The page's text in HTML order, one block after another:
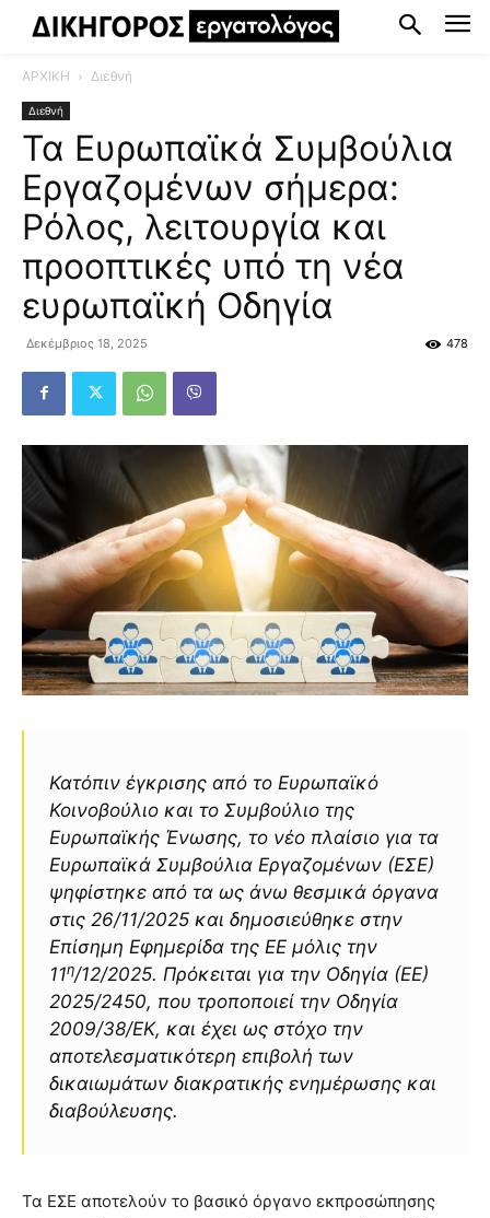
ΑΡΧΙΚΗ Διεθνή
Διεθνή
Τα Ευρωπαϊκά Συμβούλια
Εργαζομένων σήμερα:
Ρόλος, λειτουργία και
προοπτικές υπό τη νέα
ευρωπαϊκή Οδηγία
Δεκέμβριος 18, 2025 478
Κατόπιν έγκρισης από το Ευρωπαϊκό
Κοινοβούλιο και το Συμβούλιο της
Ευρωπαϊκής Ένωσης, το νέο πλαίσιο για τα
Ευρωπαϊκά Συμβούλια Εργαζομένων (ΕΣΕ)
ψηφίστηκε από τα ως άνω θεσμικά όργανα
στις 26/11/2025 και δημοσιεύθηκε στην
Επίσημη Εφημερίδα της ΕΕ μόλις την
11η/12/2025. Πρόκειται για την Οδηγία (ΕΕ)
2025/2450, που τροποποιεί την Οδηγία
2009/38/ΕΚ, και έχει ως στόχο την
αποτελεσματικότερη επιβολή των
δικαιωμάτων διακρατικής ενημέρωσης και
διαβούλευσης.
Τα ΕΣΕ αποτελούν το βασικό όργανο εκπροσώπησης